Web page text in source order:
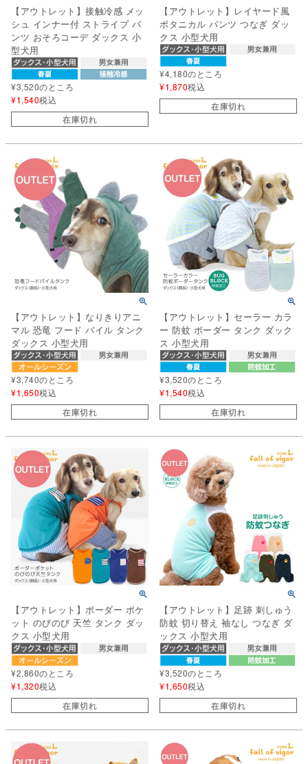
【アウトレット】接触冷感 メッ
シュ インナー付 ストライプ パ
ンツ おそろコーデ ダックス 小
型犬用
¥3,520のところ
¥1,540税込
在庫切れ
【アウトレット】レイヤード風
ボタニカル パンツ つなぎ ダッ
クス 小型犬用
¥4,180のところ
¥1,870税込
在庫切れ
【アウトレット】なりきりアニ
マル 恐竜 フード パイル タンク
ダックス 小型犬用
¥3,740のところ
¥1,650税込
在庫切れ
【アウトレット】セーラー カラ
ー 防蚊 ボーダー タンク ダック
ス 小型犬用
¥3,520のところ
¥1,540税込
在庫切れ
【アウトレット】ボーダー ポケ
ット のびのび 天竺 タンク ダッ
クス 小型犬用
¥2,860のところ
¥1,320税込
在庫切れ
【アウトレット】足跡 刺しゅう
防蚊 切り替え 袖なし つなぎ ダ
ックス 小型犬用
¥3,520のところ
¥1,650税込
在庫切れ